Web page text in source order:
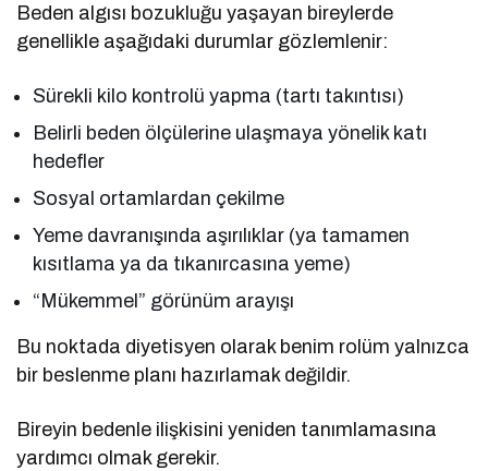
Beden algısı bozukluğu yaşayan bireylerde
genellikle aşağıdaki durumlar gözlemlenir:
Sürekli kilo kontrolü yapma (tartı takıntısı)
Belirli beden ölçülerine ulaşmaya yönelik katı
hedefler
Sosyal ortamlardan çekilme
Yeme davranışında aşırılıklar (ya tamamen
kısıtlama ya da tıkanırcasına yeme)
“Mükemmel” görünüm arayışı
Bu noktada diyetisyen olarak benim rolüm yalnızca
bir beslenme planı hazırlamak değildir.
Bireyin bedenle ilişkisini yeniden tanımlamasına
yardımcı olmak gerekir.